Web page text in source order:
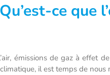
ce que
émissions de gaz à effet
il est temps de